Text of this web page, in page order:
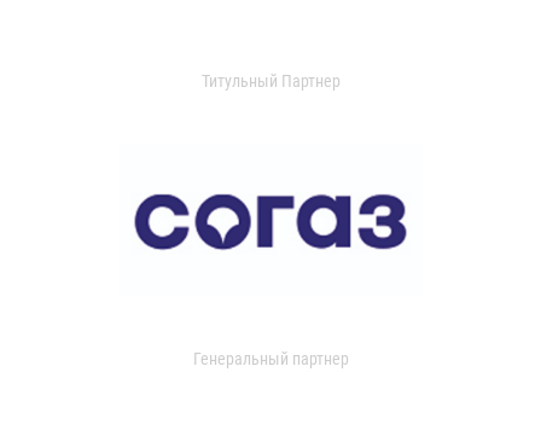
Титульный Партнер
Генеральный партнер